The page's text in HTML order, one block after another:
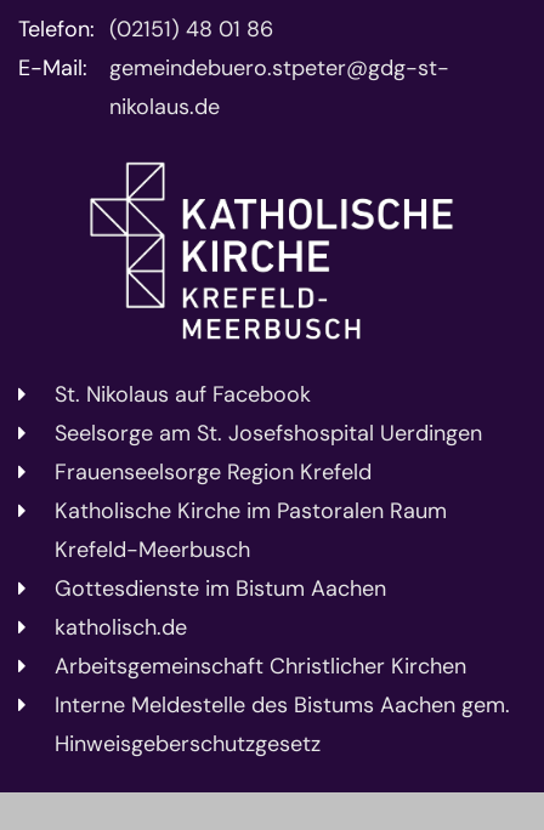
Telefon: (02151) 48 01 86
E-Mail:
gemeindebuero.stpeter@gdg-st-
nikolaus.de
St. Nikolaus auf Facebook
Seelsorge am St. Josefshospital Uerdingen
Frauenseelsorge Region Krefeld
Katholische Kirche im Pastoralen Raum
Krefeld-Meerbusch
Gottesdienste im Bistum Aachen
katholisch.de
Arbeitsgemeinschaft Christlicher Kirchen
Interne Meldestelle des Bistums Aachen gem.
Hinweisgeberschutzgesetz